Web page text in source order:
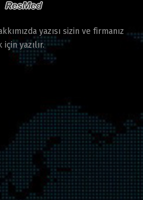
yazısı sizin ve firmanız
yazılır.